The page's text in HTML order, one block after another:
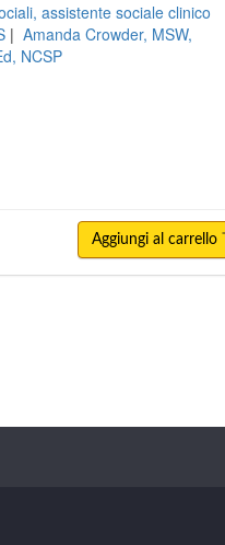
assistente sociale clinico
| Amanda Crowder, MSW,
NCSP
Aggiungi al carrello